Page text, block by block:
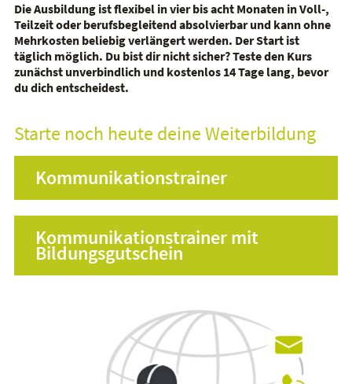
Die Ausbildung ist flexibel in vier bis acht Monaten in Voll-,
Teilzeit oder berufsbegleitend absolvierbar und kann ohne
Mehrkosten beliebig verlängert werden. Der Start ist
täglich möglich. Du bist dir nicht sicher? Teste den Kurs
zunächst unverbindlich und kostenlos 14 Tage lang, bevor
du dich entscheidest.
Starte noch heute deine Weiterbildung
Kommunikationstrainer
Kommunikationstrainer mit
Bildungsgutschein